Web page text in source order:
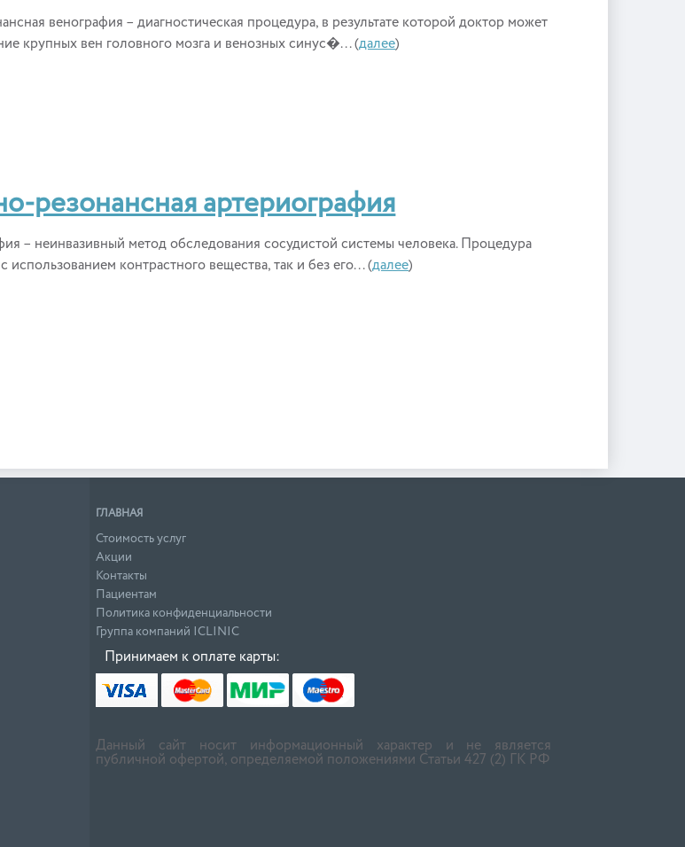
венография – диагностическая процедура, в результате которой доктор может
крупных вен головного мозга и венозных синус�... (далее)
резонансная артериография
– неинвазивный метод обследования сосудистой системы человека. Процедура
использованием контрастного вещества, так и без его... (далее)
ГЛАВНАЯ
Стоимость услуг
Акции
Контакты
Пациентам
Политика конфиденциальности
Группа компаний ICLINIC
Принимаем к оплате карты:
Данный сайт носит информационный характер и не является
публичной офертой, определяемой положениями Статьи 427 (2) ГК РФ